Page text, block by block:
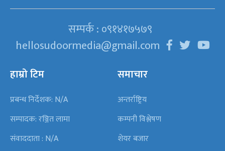
सम्पर्क : ०९१४१७५७९
hellosudoormedia@gmail.com
हाम्रो टिम
प्रबन्ध निर्देशक: N/A
सम्पादक: रञ्जित लामा
संवाददाता : N/A
समाचार
अन्तर्राष्ट्रिय
कम्पनी विश्लेषण
शेयर बजार